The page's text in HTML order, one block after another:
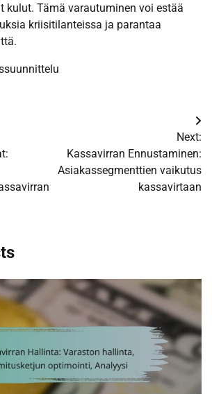
kulut. Tämä varautuminen voi estää
kriisitilanteissa ja parantaa
Next:
Kassavirran Ennustaminen:
Asiakassegmenttien vaikutus
kassavirtaan